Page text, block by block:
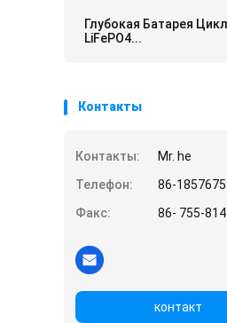
Глубокая Батарея
LiFePO4...
Контакты
Контакты:
Mr. he
Телефон:
86-
Факс:
86- 755-
контакт